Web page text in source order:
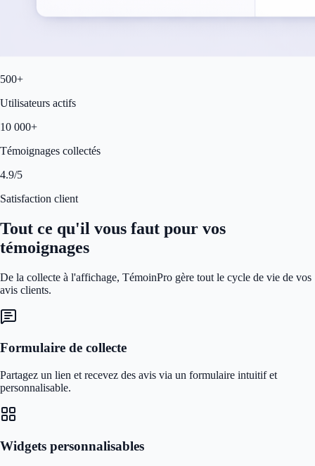
500+
Utilisateurs actifs
10 000+
Témoignages collectés
4.9/5
Satisfaction client
Tout ce qu'il vous faut pour vos
témoignages
De la collecte à l'affichage, TémoinPro gère tout le cycle de vie de vos
avis clients.
Formulaire de collecte
Partagez un lien et recevez des avis via un formulaire intuitif et
personnalisable.
Widgets personnalisables